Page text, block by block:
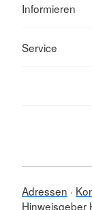
Informieren
Service
Adressen
Hinweisgeber